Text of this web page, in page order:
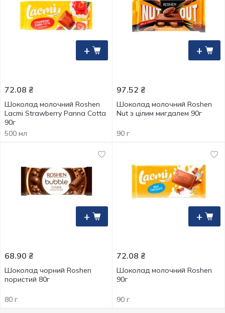
+
72.08 ₴
Шоколад молочний Roshen
Lacmi Strawberry Panna Cotta
90г
500 мл
+
97.52 ₴
Шоколад молочний Roshen
Nut з цілим мигдалем 90г
90 г
+
68.90 ₴
Шоколад чорний Roshen
пористий 80г
80 г
+
72.08 ₴
Шоколад молочний Roshen
90г
90 г